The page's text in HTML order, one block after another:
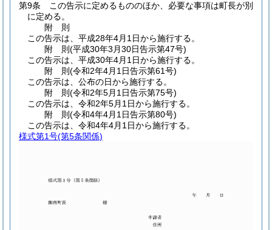
第9条
この告示に定めるもののほか、必要な事項は町長が別
に定める。
附 則
この告示は、平成28年4月1日から施行する。
附 則(平成30年3月30日告示第47号)
この告示は、平成30年4月1日から施行する。
附 則(令和2年4月1日告示第61号)
この告示は、公布の日から施行する。
附 則(令和2年5月1日告示第75号)
この告示は、令和2年5月1日から施行する。
附 則(令和4年4月1日告示第80号)
この告示は、令和4年4月1日から施行する。
様式第1号(第5条関係)